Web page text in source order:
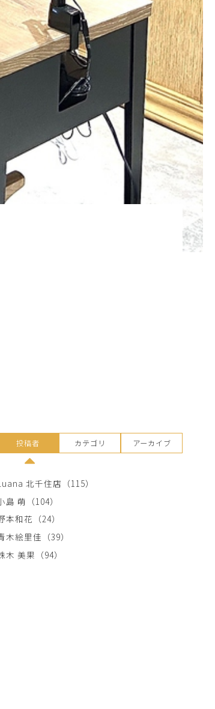
投稿者 カテゴリ アーカイブ
北千住店 （115）
島 萌
（104）
本和花 （24）
木絵里佳 （39）
木 美果
（94）